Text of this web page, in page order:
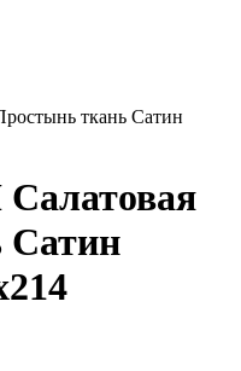
ткань Сатин
Сатин